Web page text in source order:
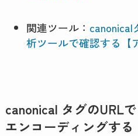
関連ツール： canonical
析ツールで確認する【
canonical タグのURL
エンコーディングする